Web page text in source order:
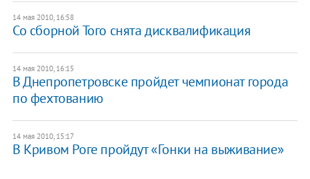
14 мая 2010, 16:58
Со сборной Того снята дисквалификация
14 мая 2010, 16:15
В Днепропетровске пройдет чемпионат города
по фехтованию
14 мая 2010, 15:17
В Кривом Роге пройдут «Гонки на выживание»